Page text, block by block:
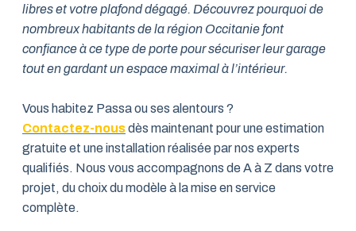
libres et votre plafond dégagé. Découvrez pourquoi de
nombreux habitants de la région Occitanie font
confiance à ce type de porte pour sécuriser leur garage
tout en gardant un espace maximal à l’intérieur.
Vous habitez Passa ou ses alentours ?
Contactez-nousdès maintenant pour une estimation
gratuite et une installation réalisée par nos experts
qualifiés. Nous vous accompagnons de A à Z dans votre
projet, du choix du modèle à la mise en service
complète.